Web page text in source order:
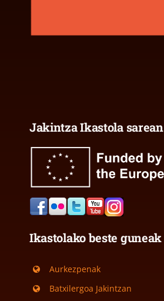
Jakintza Ikastola sarean
Ikastolako beste guneak
Aurkezpenak
Batxilergoa Jakintzan